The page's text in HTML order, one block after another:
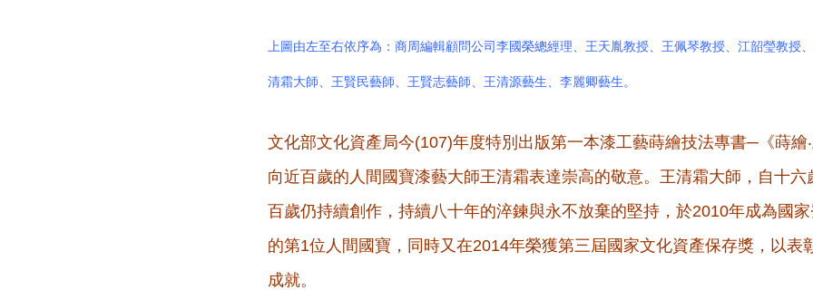
上圖由左至右依序為：商周編輯顧問公司李國榮總經理、王天胤教授、王佩琴教授、江韶瑩教授
清霜大師、王賢民藝師、王賢志藝師、王清源藝生、李麗卿藝生。
文化部文化資產局今(107)年度特別出版第一本漆工藝蒔繪技法專書─《蒔繪
向近百歲的人間國寶漆藝大師王清霜表達崇高的敬意。王清霜大師，自十六
百歲仍持續創作，持續八十年的淬鍊與永不放棄的堅持，於2010年成為國
的第1位人間國寶，同時又在2014年榮獲第三屆國家文化資產保存獎，以表
成就。